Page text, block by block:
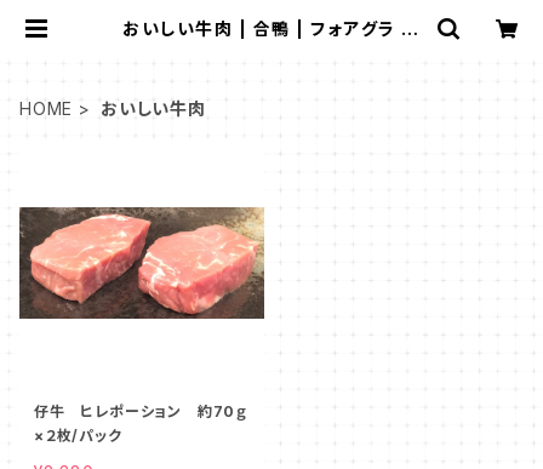
おいしい牛肉 | 合鴨 | フォアグラ 倶
HOME おいしい牛肉
仔牛 ヒレポーション 約70ｇ
×２枚/パック